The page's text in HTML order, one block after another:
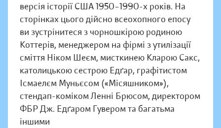
версія історії США 1950–1990-х років. На
сторінках цього дійсно всеохопного епосу
ви зустрінитеся з чорношкірою родиною
Коттерів, менеджером на фірмі з утилізації
сміття Ніком Шеєм, мисткинею Кларою Сакс,
католицькою сестрою Едґар, графітистом
Ісмаелєм Муньєсом («Місяшником»),
стендап-коміком Ленні Брюсом, директором
ФБР Дж. Едґаром Гувером та багатьма
іншими